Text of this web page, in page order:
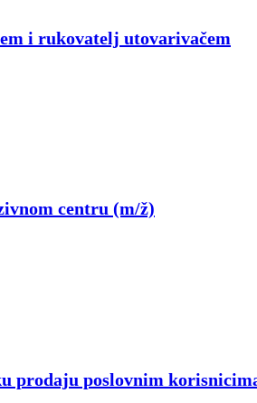
i rukovatelj utovarivačem
centru (m/ž)
prodaju poslovnim